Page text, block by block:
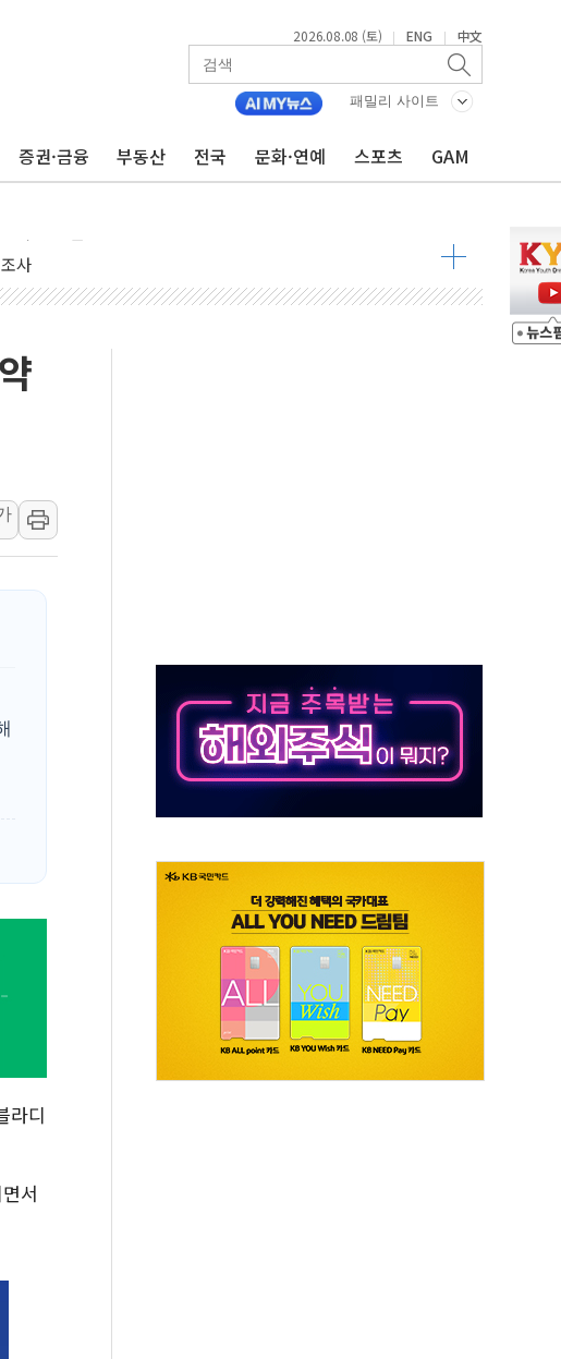
2026.08.08 (토) | ENG | 中文
패밀리 사이트
증권·금융 부동산 전국 문화·연예 스포츠 GAM
높은 물결
기구 가동
립…전원 구조
성우 관측
사
감온도 38도 넘으면 중단
가뭄 해소될 듯
단체' 타진
' vs 정청래 '격차 확대'
라디
서